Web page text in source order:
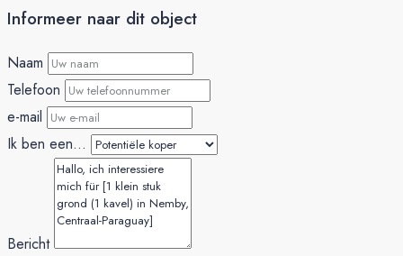
Informeer naar dit object
Naam
Telefoon
e-mail
Ik ben een...
Bericht